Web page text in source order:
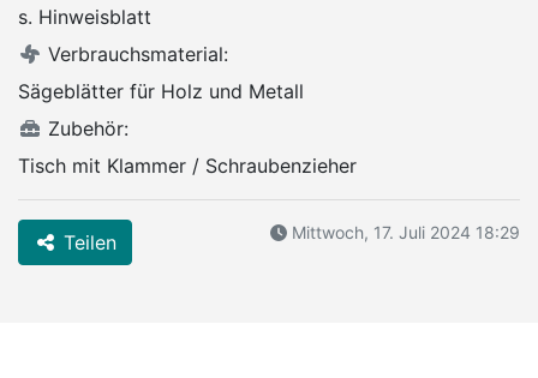
s. Hinweisblatt
Verbrauchsmaterial:
Sägeblätter für Holz und Metall
Zubehör:
Tisch mit Klammer / Schraubenzieher
Teilen Mittwoch, 17. Juli 2024 18:29